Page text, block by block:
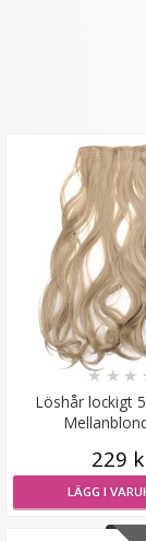
#10
Löshår lockigt
★ ★ ★
229
LÄGG I